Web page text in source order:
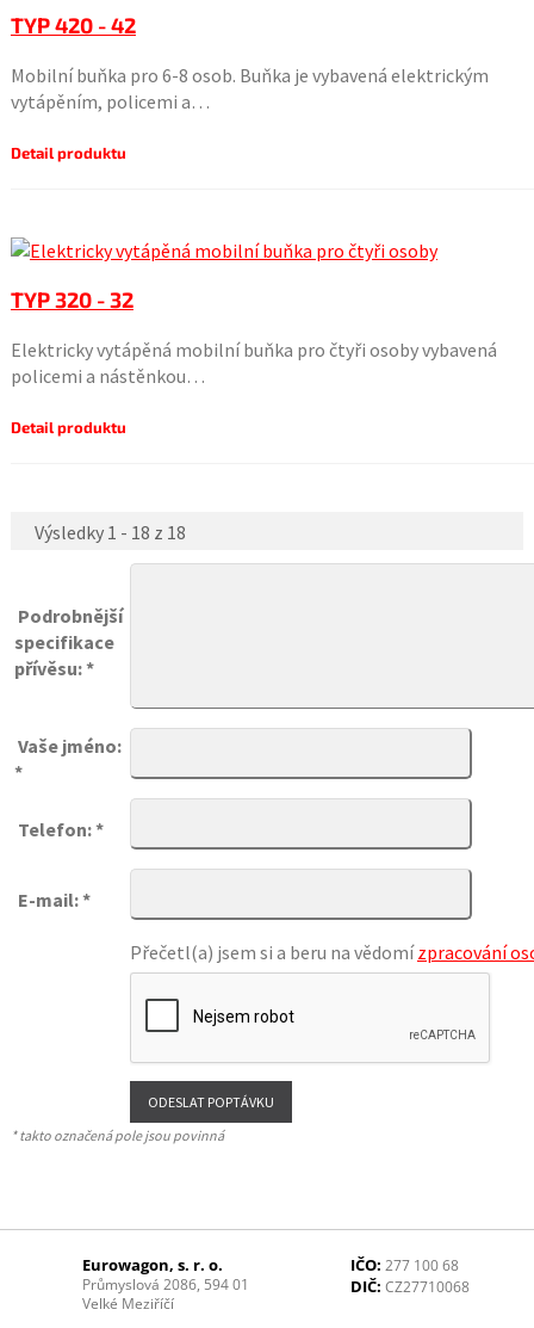
TYP 420 - 42
Mobilní buňka pro 6-8 osob. Buňka je vybavená elektrickým
vytápěním, policemi a…
Detail produktu
TYP 320 - 32
Elektricky vytápěná mobilní buňka pro čtyři osoby vybavená
policemi a nástěnkou…
Detail produktu
Výsledky 1 - 18 z 18
Podrobnější
specifikace
přívěsu: *
Vaše jméno:
*
Telefon: *
E-mail: *
Přečetl(a) jsem si a beru na vědomízpracování
* takto označená pole jsou povinná
Eurowagon, s. r. o.
Průmyslová 2086, 594 01
Velké Meziříčí
IČO: 277 100 68
DIČ: CZ27710068